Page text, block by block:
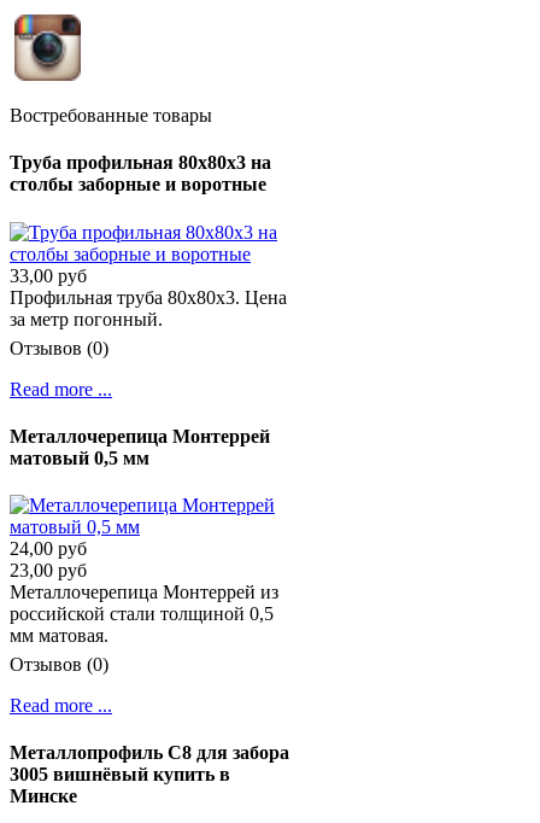
Востребованные товары
Труба профильная 80х80х3 на
столбы заборные и воротные
33,00 руб
Профильная труба 80х80х3. Цена
за метр погонный.
Отзывов (0)
Read more ...
Металлочерепица Монтеррей
матовый 0,5 мм
24,00 руб
23,00 руб
Металлочерепица Монтеррей из
российской стали толщиной 0,5
мм матовая.
Отзывов (0)
Read more ...
Металлопрофиль С8 для забора
3005 вишнёвый купить в
Минске